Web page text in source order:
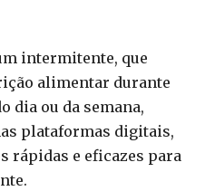
intermitente, que
alimentar durante
dia ou da semana,
plataformas digitais,
rápidas e eficazes para